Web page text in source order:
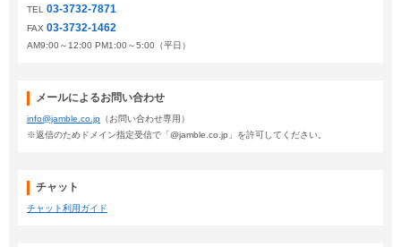
TEL 03-3732-7871
FAX 03-3732-1462
AM9:00～12:00 PM1:00～5:00（平日）
メールによるお問い合わせ
info@jamble.co.jp （お問い合わせ専用）
※返信のためドメイン指定受信で「@jamble.co.jp」を許可してください。
チャット
チャット利用ガイド